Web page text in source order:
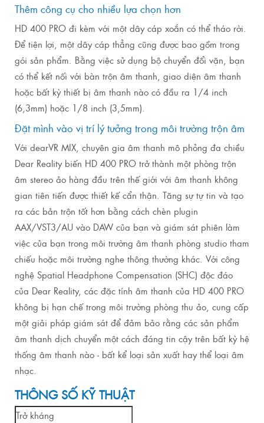
Thêm công cụ cho nhiều lựa chọn hơn
HD 400 PRO đi kèm với một dây cáp xoắn có thể tháo rời.
Để tiện lợi, một dây cáp thẳng cũng được bao gồm trong
gói sản phẩm. Bằng việc sử dụng bộ chuyển đổi vặn, bạn
có thể kết nối với bàn trộn âm thanh, giao diện âm thanh
hoặc bất kỳ thiết bị âm thanh nào có đầu ra 1/4 inch
(6,3mm) hoặc 1/8 inch (3,5mm).
Đặt mình vào vị trí lý tưởng trong môi trường trộn âm
Với dearVR MIX, chuyên gia âm thanh mô phỏng đa chiều
Dear Reality biến HD 400 PRO trở thành một phòng trộn
âm stereo ảo hàng đầu trên thế giới với âm thanh không
gian tiên tiến được thiết kế cẩn thận. Tăng sự tự tin và tạo
ra các bản trộn tốt hơn bằng cách chèn plugin
AAX/VST3/AU vào DAW của bạn và giám sát phiên làm
việc của bạn trong môi trường âm thanh phòng studio tham
chiếu hoặc môi trường nghe thông thường khác. Với công
nghệ Spatial Headphone Compensation (SHC) độc đáo
của Dear Reality, các đặc tính âm thanh của HD 400 PRO
không bị hạn chế trong môi trường phòng thu ảo, cung cấp
một giải pháp giám sát để đảm bảo rằng các sản phẩm
âm thanh dịch chuyển một cách đáng tin cậy trên bất kỳ hệ
thống âm thanh nào - bất kể loại sản xuất hay thể loại âm
nhạc.
THÔNG SỐ KỸ THUẬT
Trở kháng